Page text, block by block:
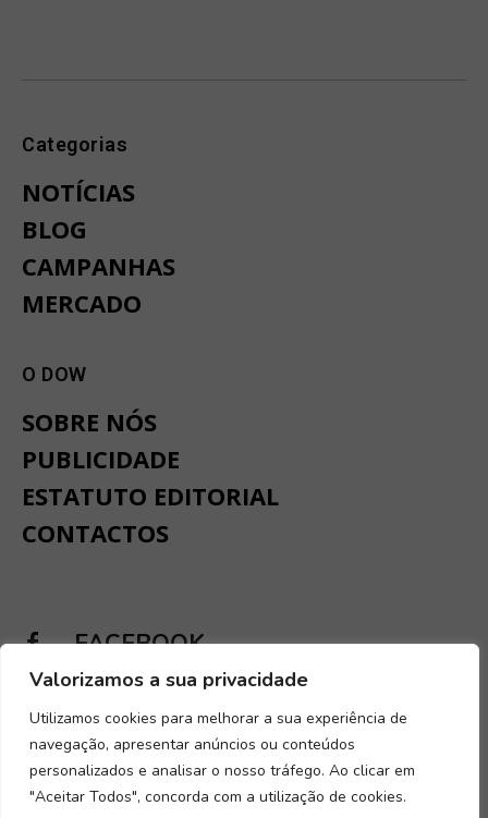
Valorizamos a sua privacidade
Utilizamos cookies para melhorar a sua experiência de
navegação, apresentar anúncios ou conteúdos
personalizados e analisar o nosso tráfego. Ao clicar em
"Aceitar Todos", concorda com a utilização de cookies.
Categorias
NOTÍCIAS
BLOG
CAMPANHAS
MERCADO
O DOW
SOBRE NÓS
PUBLICIDADE
ESTATUTO EDITORIAL
CONTACTOS
FACEBOOK
INSTAGRAM